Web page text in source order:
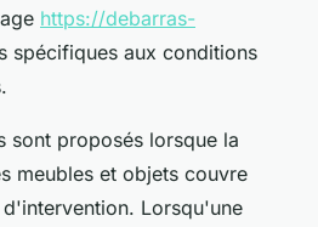
https://debarras-
spécifiques aux conditions
sont proposés lorsque la
meubles et objets couvre
Lorsqu'une